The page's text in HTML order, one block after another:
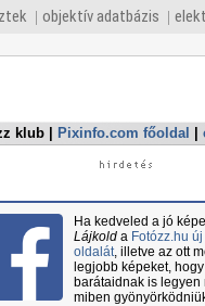
objektív adatbázis
klub Pixinfo.com főoldal
Ha kedveled a jó
Lájkolda Fotózz.hu
oldalát, illetve az ott
legjobb képeket,
barátaidnak is legyen
miben